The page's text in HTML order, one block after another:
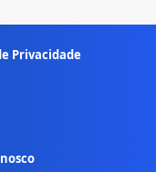
Privacidade